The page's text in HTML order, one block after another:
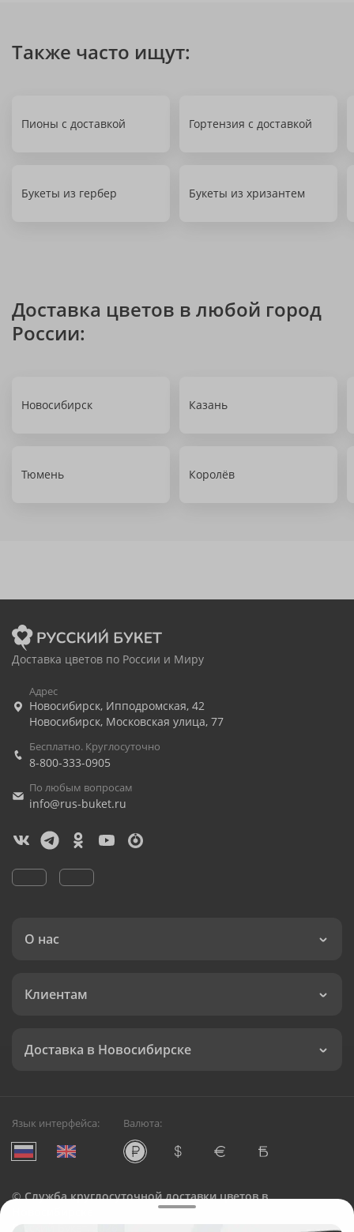
Также часто ищут:
Пионы с доставкой Гортензия с доставкой
Букеты из гербер Букеты из хризантем
Доставка цветов в любой город
России:
Новосибирск Казань
Тюмень Королёв
Доставка цветов по России и Миру
Адрес
Новосибирск, Ипподромская, 42
Новосибирск, Московская улица, 77
Бесплатно. Круглосуточно
8-800-333-0905
По любым вопросам
info@rus-buket.ru
О нас
Клиентам
Доставка в Новосибирске
Язык интерфейса: Валюта:
©Служба круглосуточной доставки цветов в
Русский Букет, 2026